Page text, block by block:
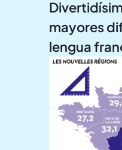
mayores
lengua